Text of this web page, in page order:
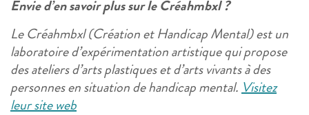
Envie d’en savoir plus sur le Créahmbxl ?
Le Créahmbxl (Création et Handicap Mental) est un
laboratoire d’expérimentation artistique qui propose
des ateliers d’arts plastiques et d’arts vivants à des
personnes en situation de handicap mental. Visitez
leur site web